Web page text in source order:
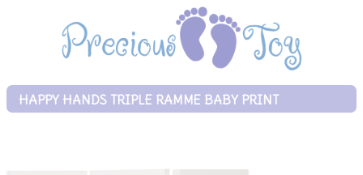
HAPPY HANDS TRIPLE RAMME BABY PRINT